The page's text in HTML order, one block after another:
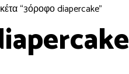
“3όροφο diapercake”